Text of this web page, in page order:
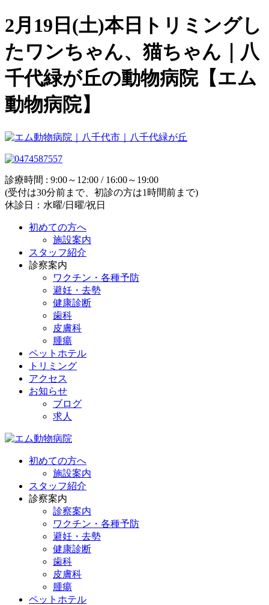
2月19日(土)本日トリミングし
たワンちゃん、猫ちゃん｜八
千代緑が丘の動物病院【エム
動物病院】
診療時間 : 9:00～12:00 / 16:00～19:00
(受付は30分前まで、初診の方は1時間前まで)
休診日：水曜/日曜/祝日
初めての方へ
施設案内
スタッフ紹介
診察案内
ワクチン・各種予防
避妊・去勢
健康診断
歯科
皮膚科
腫瘍
ペットホテル
トリミング
アクセス
お知らせ
ブログ
求人
初めての方へ
施設案内
スタッフ紹介
診察案内
診察案内
ワクチン・各種予防
避妊・去勢
健康診断
歯科
皮膚科
腫瘍
ペットホテル